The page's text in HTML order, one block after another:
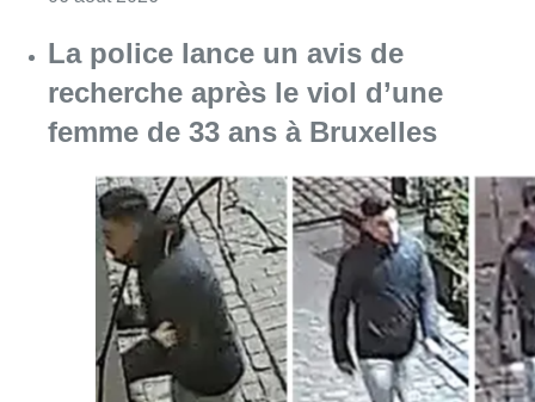
La police lance un avis de
recherche après le viol d’une
femme de 33 ans à Bruxelles